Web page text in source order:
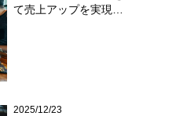
て売上アップを実現…
2025/12/23